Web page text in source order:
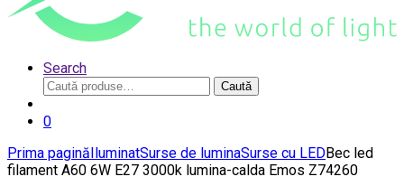
Search
Caută
după:
Caută
0
Prima paginăIluminatSurse de luminaSurse cu LEDBec led
filament A60 6W E27 3000k lumina-calda Emos Z74260